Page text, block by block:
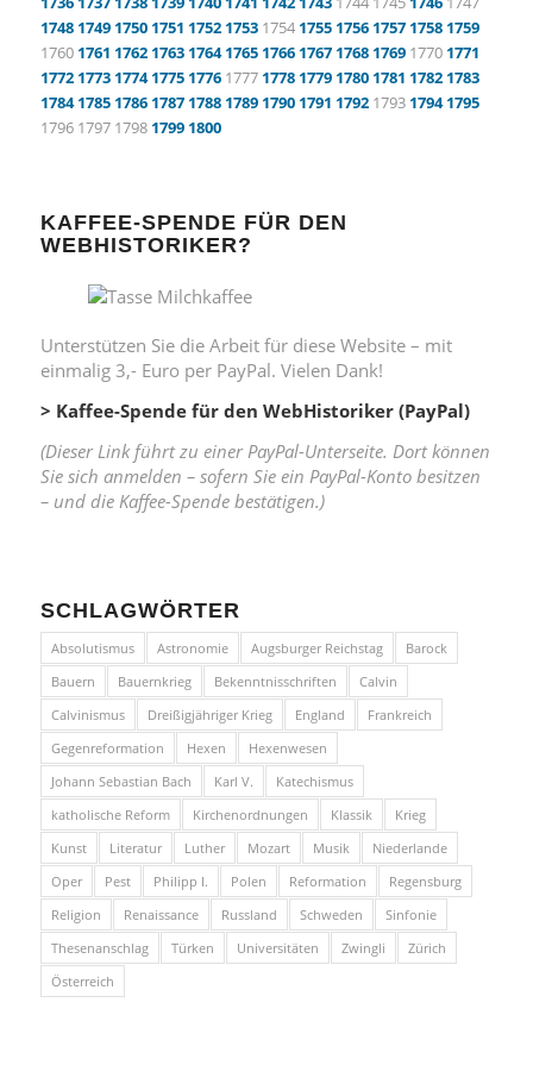
1748 1749 1750 1751 1752 17531754 1755 1756 1757 1758 1759
1760 1761 1762 1763 1764 1765 1766 1767 1768 17691770 1771
1772 1773 1774 1775 17761777 1778 1779 1780 1781 1782 1783
1784 1785 1786 1787 1788 1789 1790 1791 17921793 1794 1795
1796 1797 1798 1799 1800
KAFFEE-SPENDE FÜR DEN
WEBHISTORIKER?
Unterstützen Sie die Arbeit für diese Website – mit
einmalig 3,- Euro per PayPal. Vielen Dank!
> Kaffee-Spende für den WebHistoriker (PayPal)
(Dieser Link führt zu einer PayPal-Unterseite. Dort können
Sie sich anmelden – sofern Sie ein PayPal-Konto besitzen
– und die Kaffee-Spende bestätigen.)
SCHLAGWÖRTER
Absolutismus Astronomie Augsburger Reichstag
Barock
Bauern
Bauernkrieg Bekenntnisschriften
Calvin
Calvinismus
Dreißigjähriger Krieg England
Frankreich
Gegenreformation
Hexen
Hexenwesen
Johann Sebastian Bach
Karl V.
Katechismus
katholische Reform
Kirchenordnungen Klassik
Krieg
Kunst
Literatur Luther Mozart Musik
Niederlande
Oper
Pest Philipp I. Polen Reformation
Regensburg
Religion
Renaissance Russland Schweden
Sinfonie
Thesenanschlag
Türken Universitäten Zwingli
Zürich
Österreich